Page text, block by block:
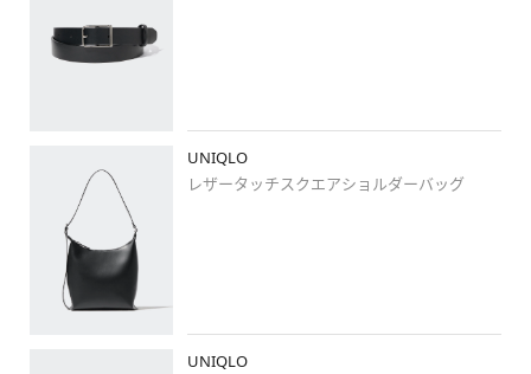
UNIQLO
レザータッチスクエアショルダーバッグ
UNIQLO